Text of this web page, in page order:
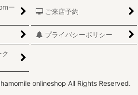
ー
ご来店予約
プライバシーポリシー
onlineshop All Rights Reserved.